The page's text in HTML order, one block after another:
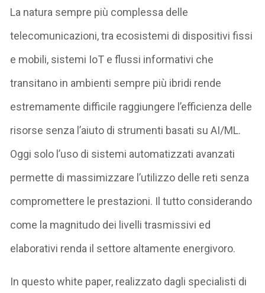
La natura sempre più complessa delle
telecomunicazioni, tra ecosistemi di dispositivi fissi
e mobili, sistemi IoT e flussi informativi che
transitano in ambienti sempre più ibridi rende
estremamente difficile raggiungere l’efficienza delle
risorse senza l’aiuto di strumenti basati su AI/ML.
Oggi solo l’uso di sistemi automatizzati avanzati
permette di massimizzare l’utilizzo delle reti senza
compromettere le prestazioni. Il tutto considerando
come la magnitudo dei livelli trasmissivi ed
elaborativi renda il settore altamente energivoro.
In questo white paper, realizzato dagli specialisti di